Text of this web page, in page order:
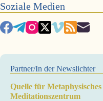
Soziale Medien
Partner/In der Newslichter
Quelle für
Meditationszentrum